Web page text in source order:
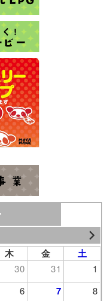
木 金 土
30 31
1
6 7
8